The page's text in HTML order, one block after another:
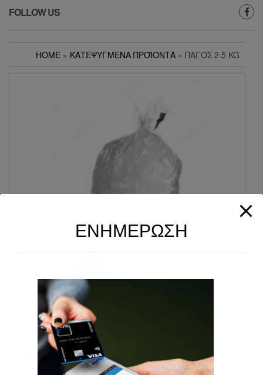
FOLLOW US
HOME » ΚΑΤΕΨΥΓΜΈΝΑ ΠΡΟΪΌΝΤΑ » ΠΆΓΟΣ 2.5 KG
ΕΝΗΜΕΡΩΣΗ